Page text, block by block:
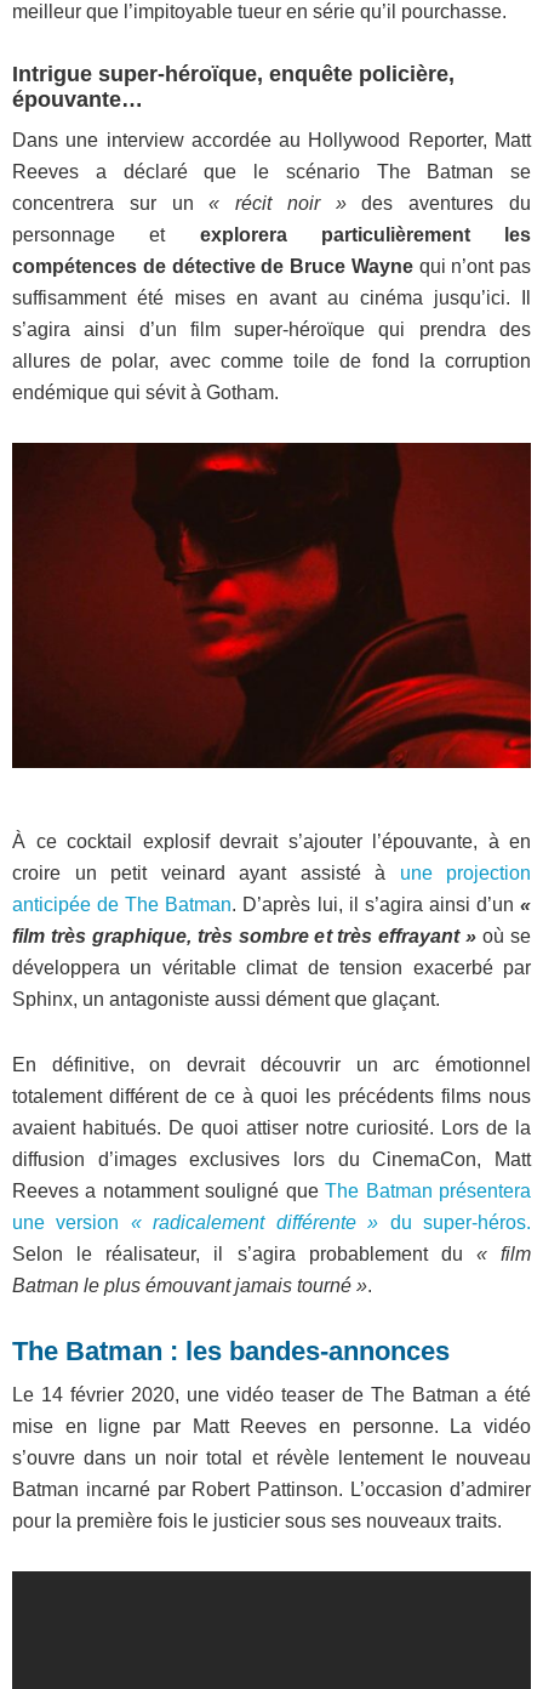
meilleur que l’impitoyable tueur en série qu’il pourchasse.
Intrigue super-héroïque, enquête policière,
épouvante…
Dans une interview accordée au Hollywood Reporter, Matt
Reeves a déclaré que le scénario The Batman se
concentrera sur un« récit noir »des aventures du
personnage et explorera particulièrement les
compétences de détective de Bruce Waynequi n’ont pas
suffisamment été mises en avant au cinéma jusqu’ici. Il
s’agira ainsi d’un film super-héroïque qui prendra des
allures de polar, avec comme toile de fond la corruption
endémique qui sévit à Gotham.
À ce cocktail explosif devrait s’ajouter l’épouvante, à en
croire un petit veinard ayant assisté à une projection
anticipée de The Batman. D’après lui, il s’agira ainsi d’un«
film très graphique, très sombre et très effrayant »où se
développera un véritable climat de tension exacerbé par
Sphinx, un antagoniste aussi dément que glaçant.
En définitive, on devrait découvrir un arc émotionnel
totalement différent de ce à quoi les précédents films nous
avaient habitués. De quoi attiser notre curiosité. Lors de la
diffusion d’images exclusives lors du CinemaCon, Matt
Reeves a notamment souligné queThe Batman présentera
une version « radicalement différente » du super-héros.
Selon le réalisateur, il s’agira probablement du « film
Batman le plus émouvant jamais tourné ».
The Batman : les bandes-annonces
Le 14 février 2020, une vidéo teaser de The Batman a été
mise en ligne par Matt Reeves en personne. La vidéo
s’ouvre dans un noir total et révèle lentement le nouveau
Batman incarné par Robert Pattinson. L’occasion d’admirer
pour la première fois le justicier sous ses nouveaux traits.